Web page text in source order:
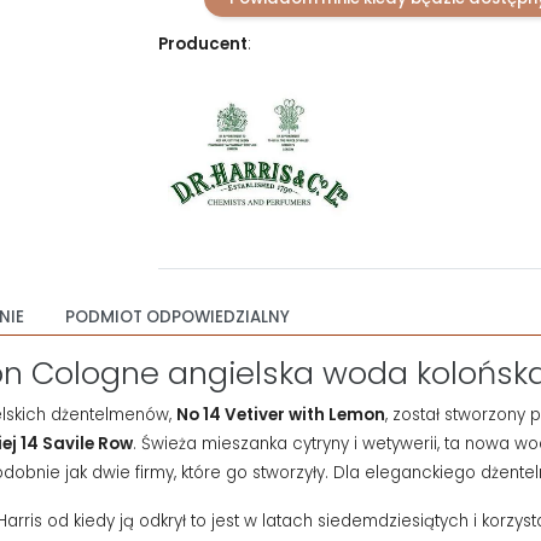
Producent:
PODMIOT ODPOWIEDZIALNY
Cologne angielska woda
dżentelmenów, No 14 Vetiver with Lemon, został stworzony
14 Savile Row. Świeża mieszanka cytryny i wetywerii, ta nowa
jak dwie firmy, które go stworzyły. Dla eleganckiego
od kiedy ją odkrył to jest w latach siedemdziesiątych i